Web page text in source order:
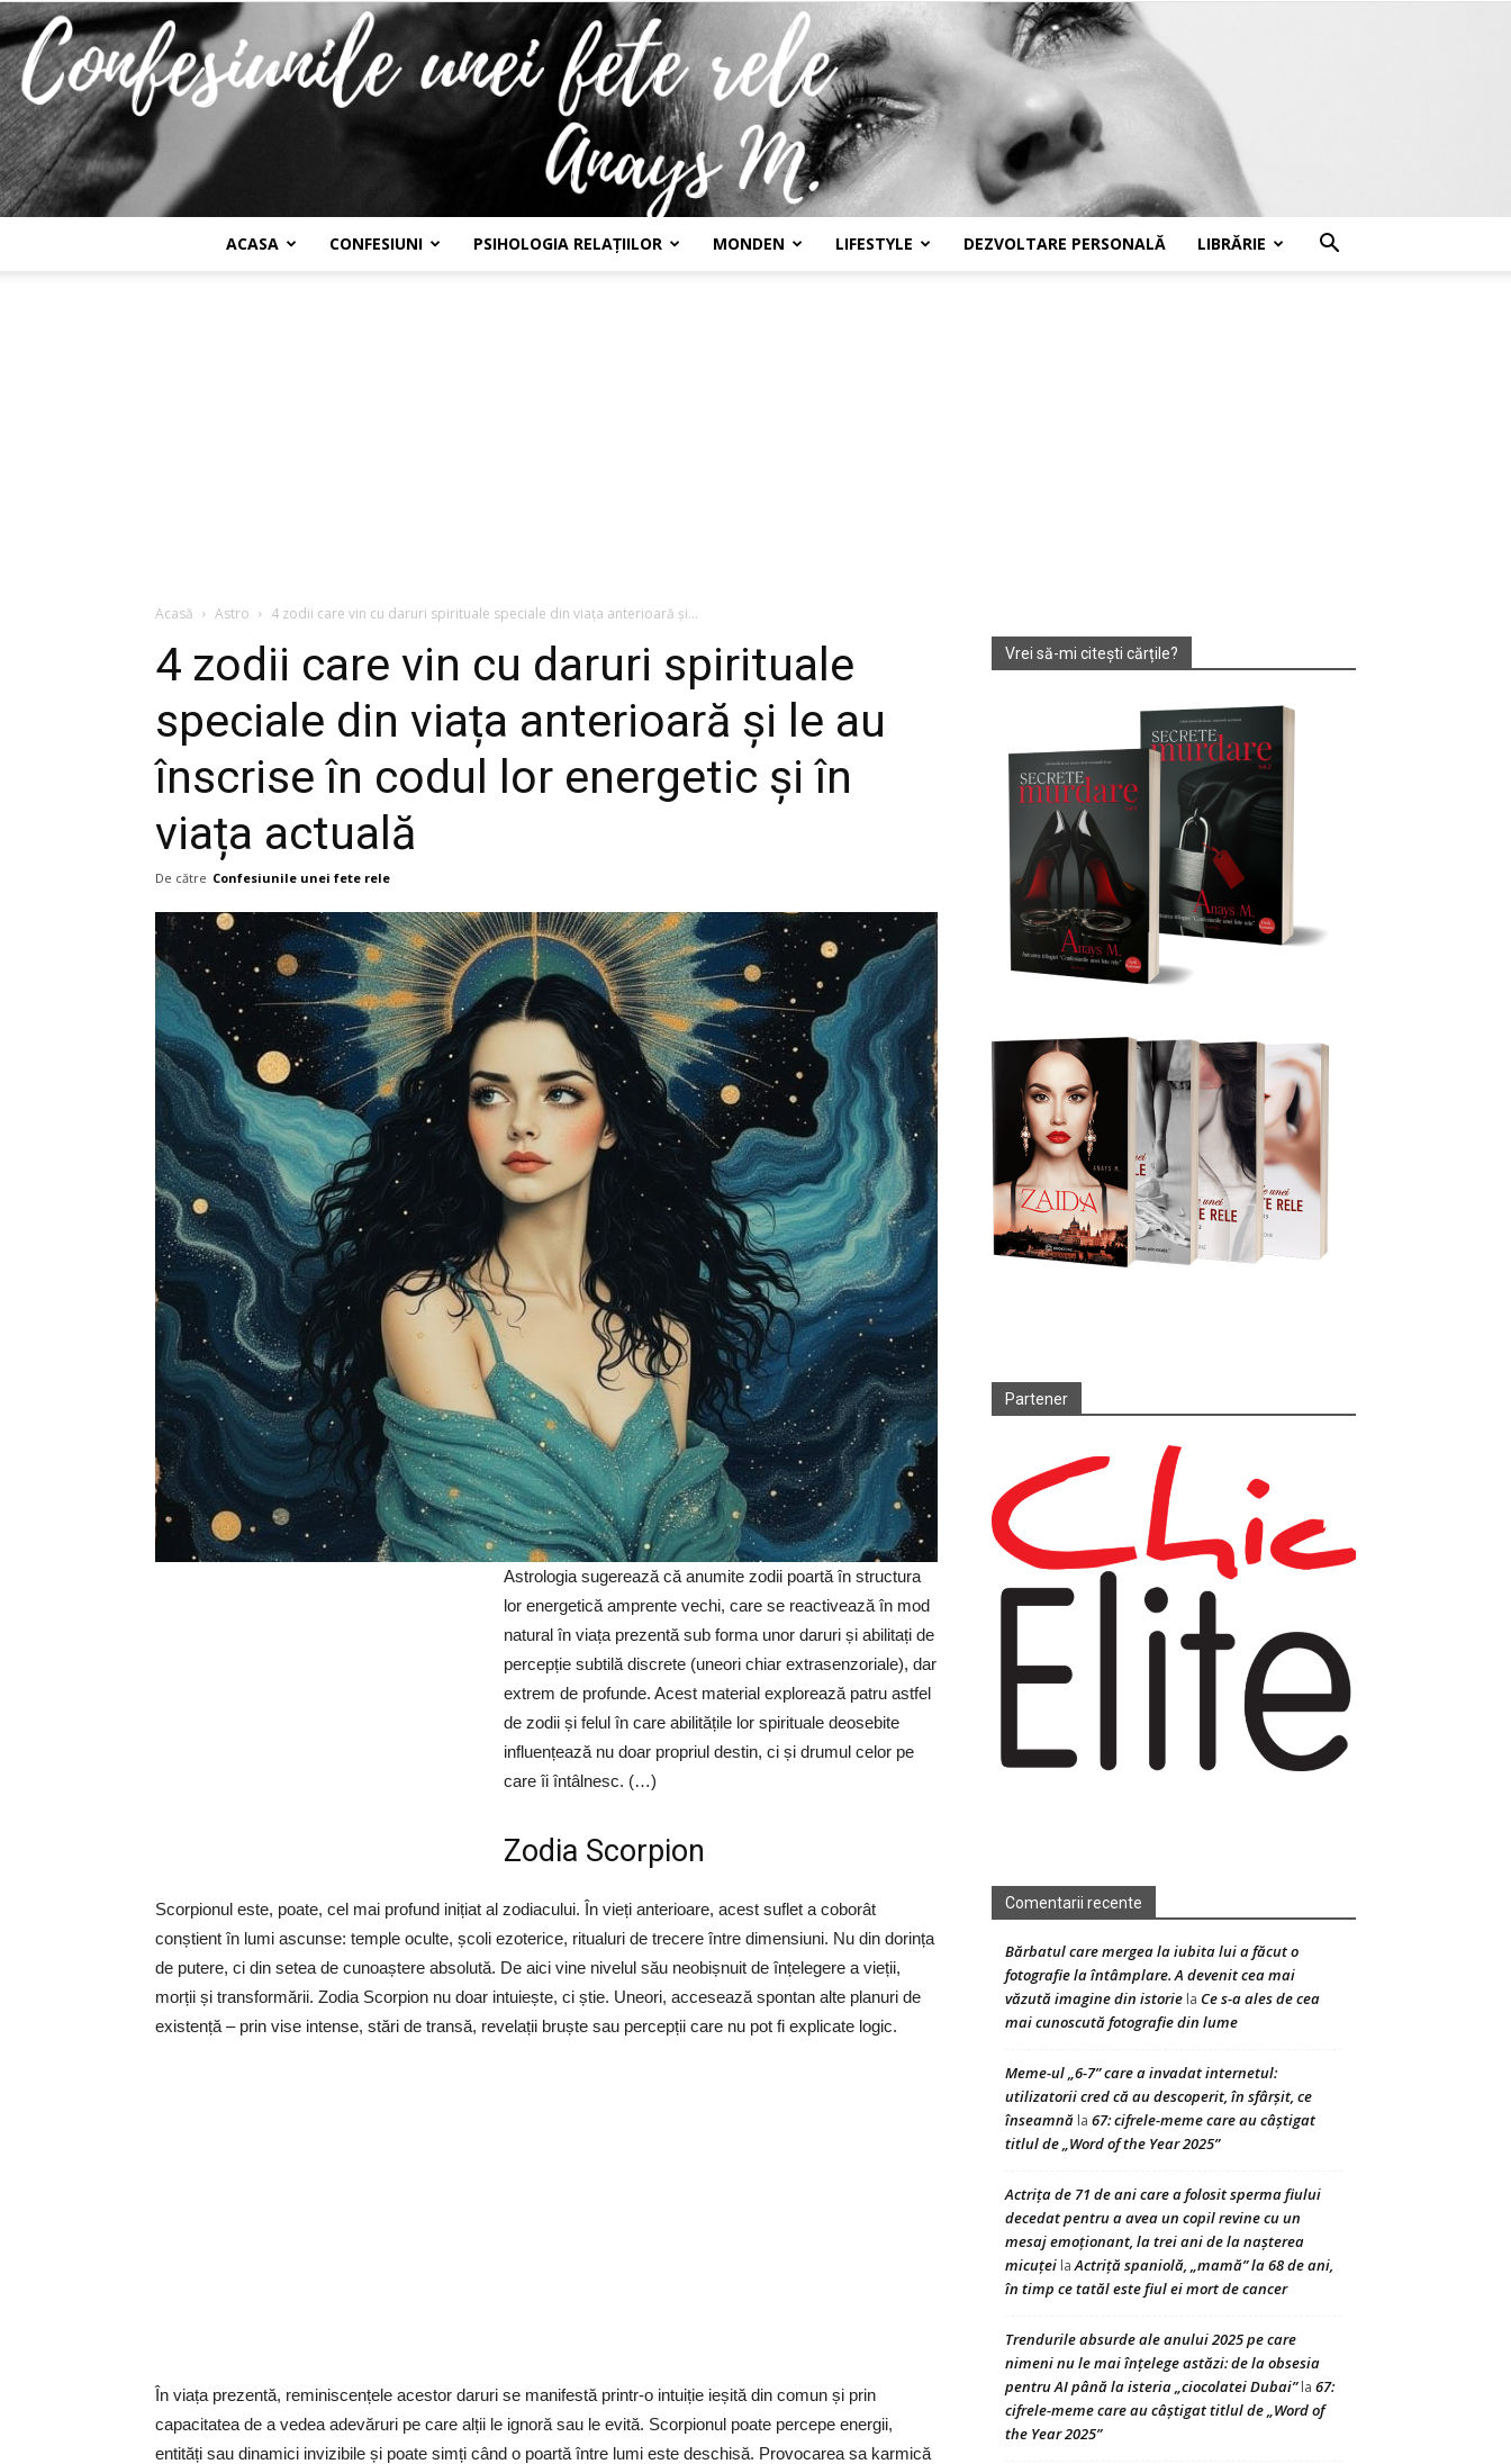
rele
ACASA CONFESIUNI PSIHOLOGIA RELAȚIILOR MONDEN LIFESTYLE DEZVOLTARE PERSONALĂ LIBRĂRIE
Acasă Astro 4 zodii care vin cu daruri spirituale speciale din viața anterioară și...
4 zodii care vin cu daruri spirituale
speciale din viața anterioară și le au
înscrise în codul lor energetic și în
viața actuală
De către Confesiunile unei fete rele
Astrologia sugerează că anumite zodii poartă în structura
lor energetică amprente vechi, care se reactivează în mod
natural în viața prezentă sub forma unor daruri și abilitați de
percepție subtilă discrete (uneori chiar extrasenzoriale), dar
extrem de profunde. Acest material explorează patru astfel
de zodii și felul în care abilitățile lor spirituale deosebite
influențează nu doar propriul destin, ci și drumul celor pe
care îi întâlnesc. (…)
Zodia Scorpion
Scorpionul este, poate, cel mai profund inițiat al zodiacului. În vieți anterioare, acest suflet a coborât
conștient în lumi ascunse: temple oculte, școli ezoterice, ritualuri de trecere între dimensiuni. Nu din dorința
de putere, ci din setea de cunoaștere absolută. De aici vine nivelul său neobișnuit de înțelegere a vieții,
morții și transformării. Zodia Scorpion nu doar intuiește, ci știe. Uneori, accesează spontan alte planuri de
existență – prin vise intense, stări de transă, revelații bruște sau percepții care nu pot fi explicate logic.
În viața prezentă, reminiscențele acestor daruri se manifestă printr-o intuiție ieșită din comun și prin
capacitatea de a vedea adevăruri pe care alții le ignoră sau le evită. Scorpionul poate percepe energii,
entități sau dinamici invizibile și poate simți când o poartă între lumi este deschisă. Provocarea sa karmică
Vrei să-mi citești cărțile?
Partener
Comentarii recente
Bărbatul care mergea la iubita lui a făcut o
fotografie la întâmplare. A devenit cea mai
văzută imagine din istorie la Ce s-a ales de cea
mai cunoscută fotografie din lume
Meme-ul „6-7” care a invadat internetul:
utilizatorii cred că au descoperit, în sfârșit, ce
înseamnă la 67: cifrele-meme care au câștigat
titlul de „Word of the Year 2025”
Actrița de 71 de ani care a folosit sperma fiului
decedat pentru a avea un copil revine cu un
mesaj emoționant, la trei ani de la nașterea
micuței laActriță spaniolă, „mamă” la 68 de ani,
în timp ce tatăl este fiul ei mort de cancer
Trendurile absurde ale anului 2025 pe care
nimeni nu le mai înțelege astăzi: de la obsesia
pentru AI până la isteria „ciocolatei Dubai”la 67:
cifrele-meme care au câștigat titlul de „Word of
the Year 2025”